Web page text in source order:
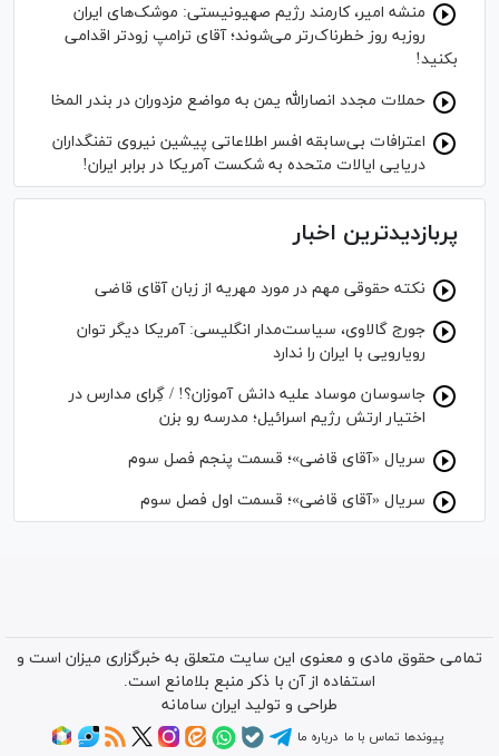
منشه امیر، کارمند رژیم صهیونیستی: موشک‌های ایران
روزبه روز خطرناک‌رتر می‌شوند؛ آقای ترامپ زودتر اقدامی
بکنید!
حملات مجدد انصارالله یمن به مواضع مزدوران در بندر المخا
اعترافات بی‌سابقه افسر اطلاعاتی پیشین نیروی تفنگداران
دریایی ایالات متحده به شکست آمریکا در برابر ایران!
پربازدیدترین اخبار
نکته حقوقی مهم در مورد مهریه از زبان آقای قاضی
جورج گالاوی، سیاست‌مدار انگلیسی: آمریکا دیگر توان
رویارویی با ایران را ندارد
جاسوسان موساد علیه دانش آموزان؟! / گِرای مدارس در
اختیار ارتش رژیم اسرائیل؛ مدرسه رو بزن
سریال «آقای قاضی»؛ قسمت پنجم فصل سوم
سریال «آقای قاضی»؛ قسمت اول فصل سوم
تمامی حقوق مادی و معنوی این سایت متعلق به خبرگزاری میزان است و
استفاده از آن با ذکر منبع بلامانع است.
طراحی و تولید ایران سامانه
پیوندها تماس با ما درباره ما